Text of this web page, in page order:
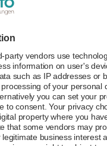
Folgen Sie uns auf
Zahlungsmethoden